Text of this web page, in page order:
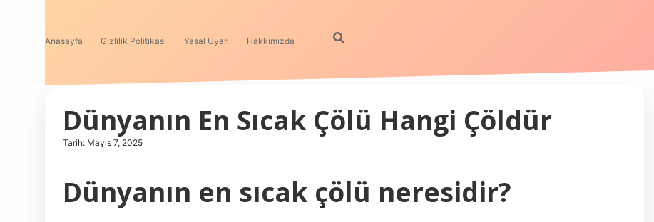
Anasayfa Gizlilik Politikası Yasal Uyarı Hakkımızda
Dünyanın En Sıcak Çölü Hangi Çöldür
Tarih: Mayıs 7, 2025
Dünyanın en sıcak çölü neresidir?